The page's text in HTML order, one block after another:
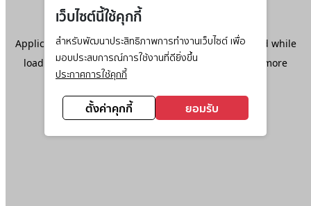
เว็บไซต์นี้ใช้คุกกี้
สำหรับพัฒนาประสิทธิภาพการทำงานเว็บไซต์ เพื่อ
มอบประสบการณ์การใช้งานที่ดียิ่งขึ้น
ประกาศการใช้คุกกี้
ตั้งค่าคุกกี้ ยอมรับ
Application error: aclient-side exception has occurred while
loadingwww.ktc.co.th(see the browser console
for more
information).